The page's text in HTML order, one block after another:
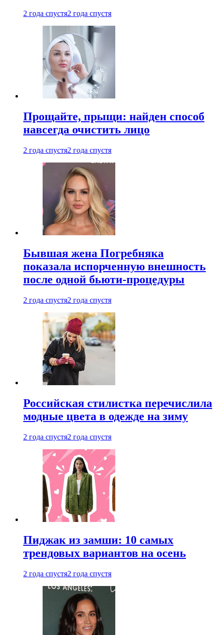
2 года спустя2 года спустя
Прощайте, прыщи: найден способ
навсегда очистить лицо
2 года спустя2 года спустя
Бывшая жена Погребняка
показала испорченную внешность
после одной бьюти-процедуры
2 года спустя2 года спустя
Российская стилистка перечислила
модные цвета в одежде на зиму
2 года спустя2 года спустя
Пиджак из замши: 10 самых
трендовых вариантов на осень
2 года спустя2 года спустя